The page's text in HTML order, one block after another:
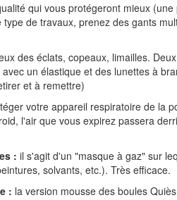
qui vous protégeront mieux
de travaux, prenez des gants
des éclats, copeaux, limailles.
un élastique et des lunettes à
et à remettre)
votre appareil respiratoire de la
l'air que vous expirez passera
: il s'agit d'un "masque à gaz" sur
solvants, etc.). Très efficace.
: la version mousse des boules